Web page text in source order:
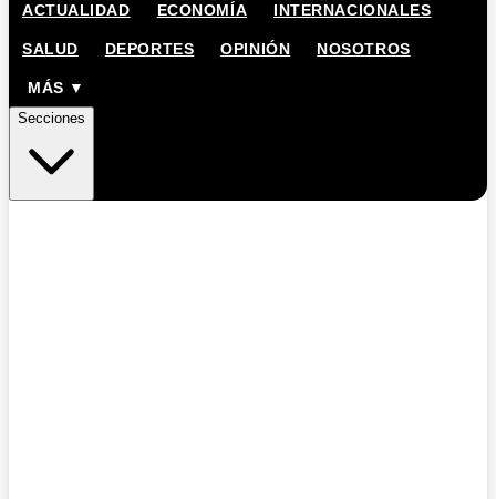
ACTUALIDAD ECONOMÍA INTERNACIONALES
SALUD DEPORTES OPINIÓN NOSOTROS
MÁS ▼
Secciones